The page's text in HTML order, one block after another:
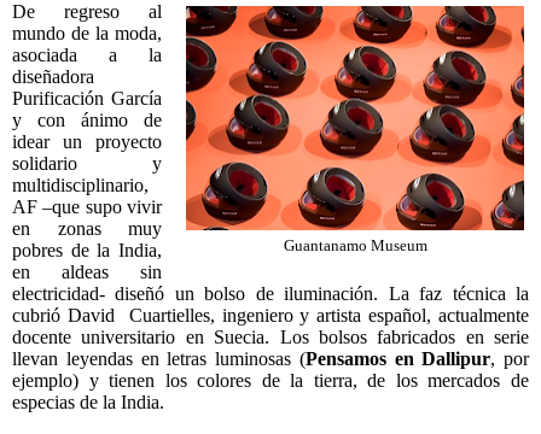
Guantanamo Museum
De regreso al
mundo de la moda,
asociada a la
diseñadora
Purificación García
y con ánimo de
idear un proyecto
solidario y
multidisciplinario,
AF –que supo vivir
en zonas muy
pobres de la India,
en aldeas sin
electricidad- diseñó un bolso de iluminación. La faz técnica la
cubrió David Cuartielles, ingeniero y artista español, actualmente
docente universitario en Suecia. Los bolsos fabricados en serie
llevan leyendas en letras luminosas (Pensamos en Dallipur, por
ejemplo) y tienen los colores de la tierra, de los mercados de
especias de la India.